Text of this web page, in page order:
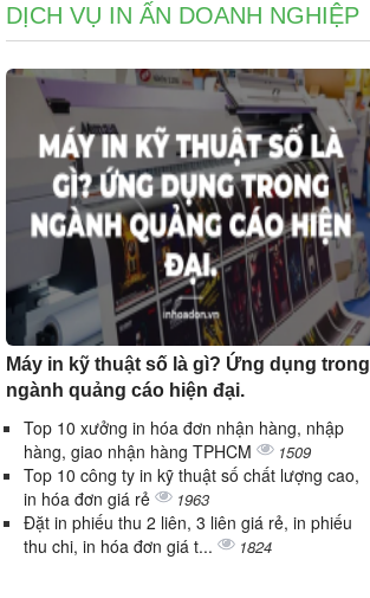
DỊCH VỤ IN ẤN DOANH NGHIỆP
Máy in kỹ thuật số là gì? Ứng dụng trong
ngành quảng cáo hiện đại.
Top 10 xưởng in hóa đơn nhận hàng, nhập
hàng, giao nhận hàng TPHCM
1509
Top 10 công ty in kỹ thuật số chất lượng cao,
in hóa đơn giá rẻ
1963
Đặt in phiếu thu 2 liên, 3 liên giá rẻ, in phiếu
thu chi, in hóa đơn giá t...
1824